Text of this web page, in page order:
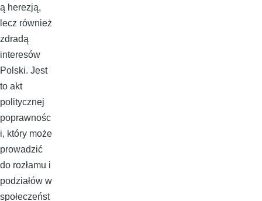
ą herezją,
lecz również
zdradą
interesów
Polski. Jest
to akt
politycznej
poprawnośc
i, który może
prowadzić
do rozłamu i
podziałów w
społeczeńst